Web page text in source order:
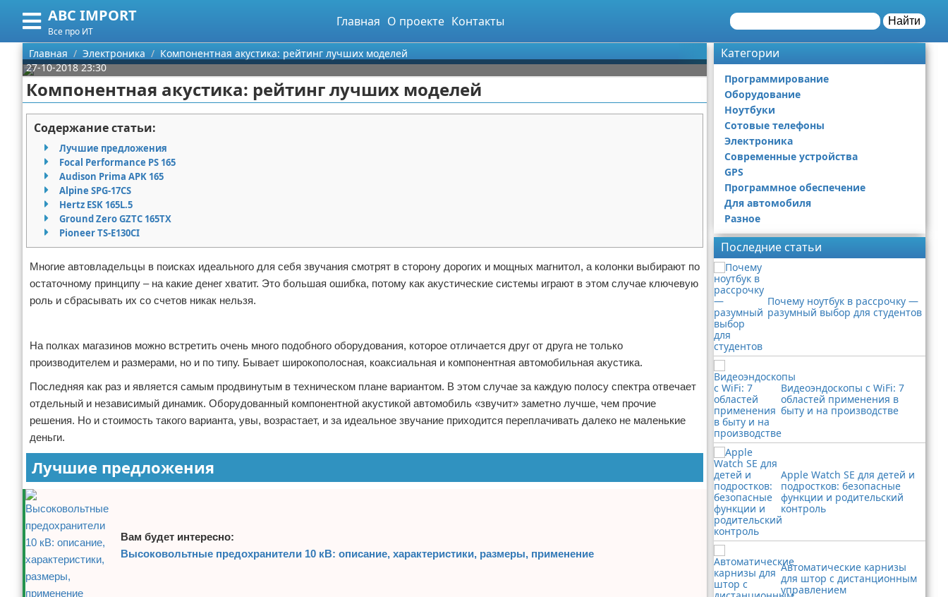
ABC IMPORT
Все про ИТ
Главная О проекте Контакты Найти
Меню
Главная
Категории
Программирование
Оборудование
Ноутбуки
Сотовые телефоны
Электроника
Современные устройства
GPS
Для автомобиля
Разное
Поиск
О проекте
Контакты
Сотрудничество
Размещение рекламы
Для правообладателей
Условия предоставления информации
Главная Электроника
Компонентная акустика: рейтинг лучших моделей
27-10-2018 23:30
Компонентная акустика: рейтинг лучших моделей
Содержание статьи:
Лучшие предложения
Focal Performance PS 165
Audison Prima APK 165
Alpine SPG-17CS
Hertz ESK 165L.5
Ground Zero GZTC 165TX
Pioneer TS-E130CI
Многие автовладельцы в поисках идеального для себя звучания смотрят в сторону дорогих и мощных магнитол, а колонки выбирают по
остаточному принципу – на какие денег хватит. Это большая ошибка, потому как акустические системы играют в этом случае ключевую
роль и сбрасывать их со счетов никак нельзя.
На полках магазинов можно встретить очень много подобного оборудования, которое отличается друг от друга не только
производителем и размерами, но и по типу. Бывает широкополосная, коаксиальная и компонентная автомобильная акустика.
Последняя как раз и является самым продвинутым в техническом плане вариантом. В этом случае за каждую полосу спектра отвечает
отдельный и независимый динамик. Оборудованный компонентной акустикой автомобиль «звучит» заметно лучше, чем прочие
решения. Но и стоимость такого варианта, увы, возрастает, и за идеальное звучание приходится переплачивать далеко не маленькие
деньги.
Лучшие предложения
Вам будет интересно:
Высоковольтные предохранители 10 кВ: описание, характеристики, размеры, применение
Категории
Программирование
Оборудование
Ноутбуки
Сотовые телефоны
Электроника
Современные устройства
GPS
Программное обеспечение
Для автомобиля
Разное
Последние статьи
Почему ноутбук в рассрочку —
разумный выбор для студентов
Видеоэндоскопы с WiFi: 7
областей применения в
быту и на производстве
Apple Watch SE для детей и
подростков: безопасные
функции и родительский
контроль
Автоматические карнизы
для штор с дистанционным
управлением